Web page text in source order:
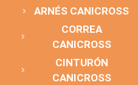
ARNÉS CANICROSS
CORREA
CANICROSS
CINTURÓN
CANICROSS